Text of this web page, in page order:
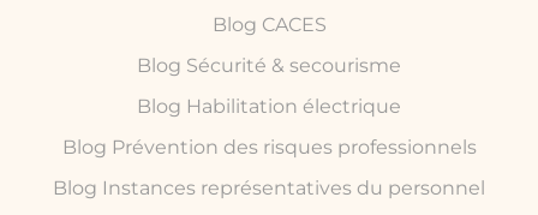
Blog CACES
Blog Sécurité & secourisme
Blog Habilitation électrique
Blog Prévention des risques professionnels
Blog Instances représentatives du personnel